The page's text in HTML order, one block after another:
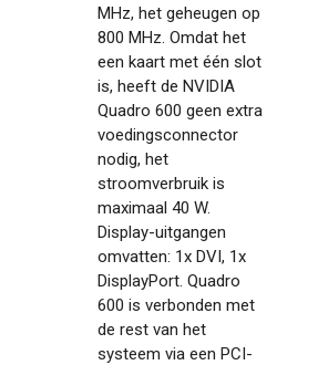
MHz, het geheugen op
800 MHz. Omdat het
een kaart met één slot
is, heeft de NVIDIA
Quadro 600 geen extra
voedingsconnector
nodig, het
stroomverbruik is
maximaal 40 W.
Display-uitgangen
omvatten: 1x DVI, 1x
DisplayPort. Quadro
600 is verbonden met
de rest van het
systeem via een PCI-